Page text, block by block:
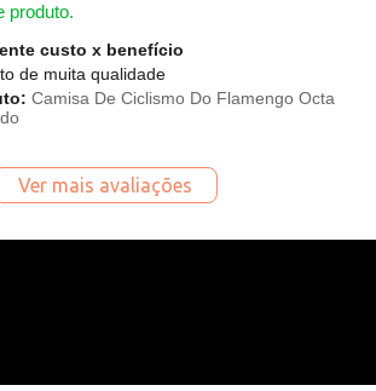
produto.
custo x benefício
de muita qualidade
Camisa De Ciclismo Do Flamengo Octa
Ver mais avaliações